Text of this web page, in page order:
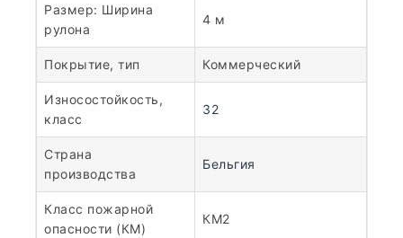
Размер: Ширина
рулона
4 м
Покрытие, тип Коммерческий
Износостойкость,
класс
32
Страна
производства
Бельгия
Класс пожарной
опасности (КМ)
КМ2